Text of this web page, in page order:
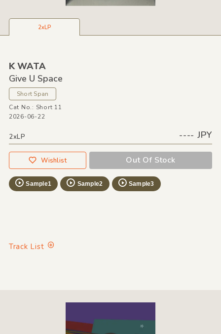
2xLP
K WATA
Give U Space
Short Span
Cat No.: Short 11
2026-06-22
2xLP ---- JPY
Wishlist Out Of Stock
Sample1 Sample2 Sample3
Track List